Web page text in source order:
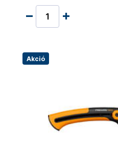
Akció